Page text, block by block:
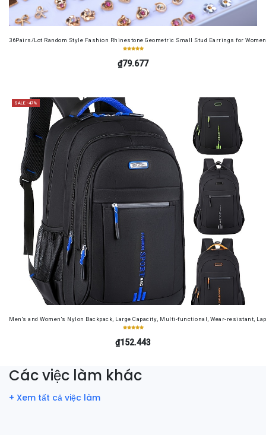
36Pairs/Lot Random Style Fashion Rhinestone Geometric Small Stud Earrings for
₫79.677
SALE -47%
Men's and Women's Nylon Backpack, Large Capacity, Multi-functional, Wear-resistant,
₫152.443
Các việc làm khác
+ Xem tất cả việc làm